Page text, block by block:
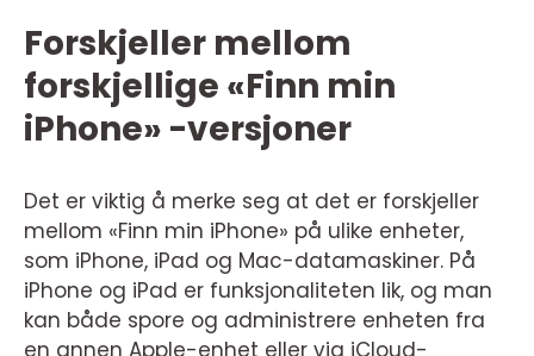
Forskjeller mellom
forskjellige «Finn min
iPhone» -versjoner
Det er viktig å merke seg at det er forskjeller
mellom «Finn min iPhone» på ulike enheter,
som iPhone, iPad og Mac-datamaskiner. På
iPhone og iPad er funksjonaliteten lik, og man
kan både spore og administrere enheten fra